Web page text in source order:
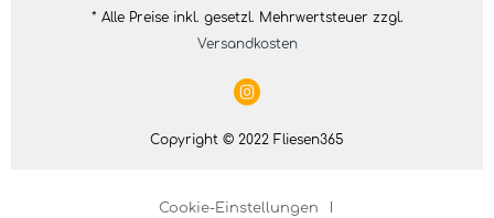
* Alle Preise inkl. gesetzl. Mehrwertsteuer zzgl.
Versandkosten
Copyright © 2022 Fliesen365
Cookie-Einstellungen